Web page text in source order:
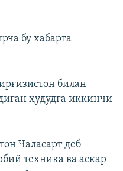
бу хабарга
билан
ҳудудга иккинчи
Чаласарт деб
техника ва аскар